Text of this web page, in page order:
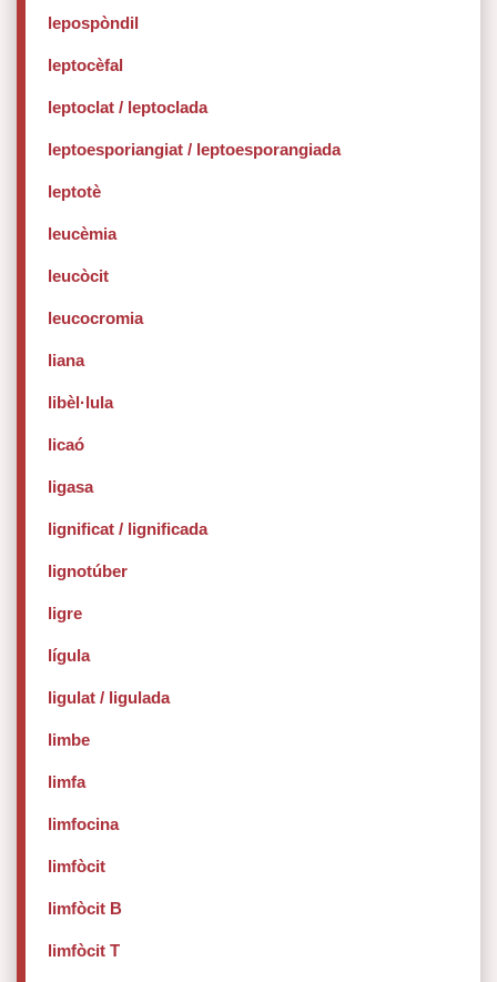
lepospòndil
leptocèfal
leptoclat / leptoclada
leptoesporiangiat / leptoesporangiada
leptotè
leucèmia
leucòcit
leucocromia
liana
libèl·lula
licaó
ligasa
lignificat / lignificada
lignotúber
ligre
lígula
ligulat / ligulada
limbe
limfa
limfocina
limfòcit
limfòcit B
limfòcit T